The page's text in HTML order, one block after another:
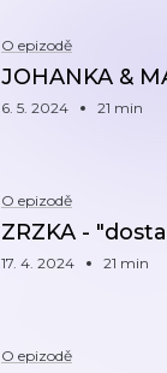
O epizodě
JOHANKA &
6. 5. 2024 21 min
O epizodě
ZRZKA -
17. 4. 2024 21 min
O epizodě